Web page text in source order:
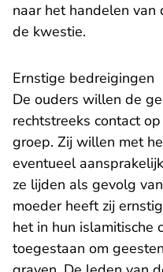
naar het handelen
de kwestie.
Ernstige bedreigingen
De ouders willen de
rechtstreeks contact
groep. Zij willen met
eventueel
ze lijden als gevolg
moeder heeft zij
het in hun islamitische
toegestaan om